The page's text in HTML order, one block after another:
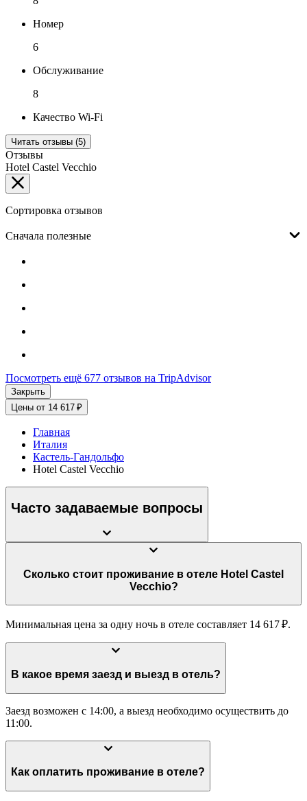
Номер
6
Обслуживание
8
Качество Wi-Fi
Читать отзывы (5)
Отзывы
Hotel Castel Vecchio
Сортировка отзывов
Сначала полезные
Посмотреть ещё 677 отзывов на TripAdvisor
Закрыть
Цены от 14 617 ₽
Главная
Италия
Кастель-Гандольфо
Hotel Castel Vecchio
Часто задаваемые вопросы
Сколько стоит проживание в отеле Hotel Castel
Vecchio?
Минимальная цена за одну ночь в отеле составляет 14 617 ₽.
В какое время заезд и выезд в отель?
Заезд возможен с 14:00, а выезд необходимо осуществить до
11:00.
Как оплатить проживание в отеле?